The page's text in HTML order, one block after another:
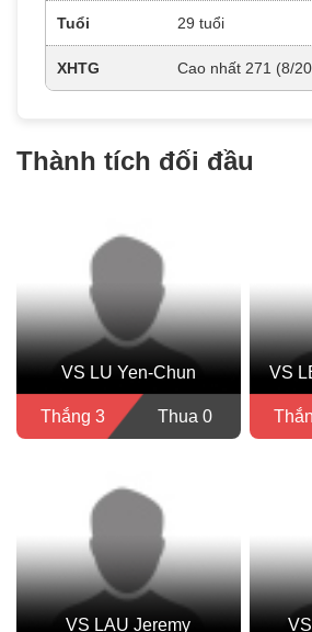
Tuổi 29 tuổi
XHTG Cao nhất 271 (8/
Thành tích đối đầu
VS LU Yen-Chun
Thắng 3 Thua 0
VS
VS LAU Jeremy